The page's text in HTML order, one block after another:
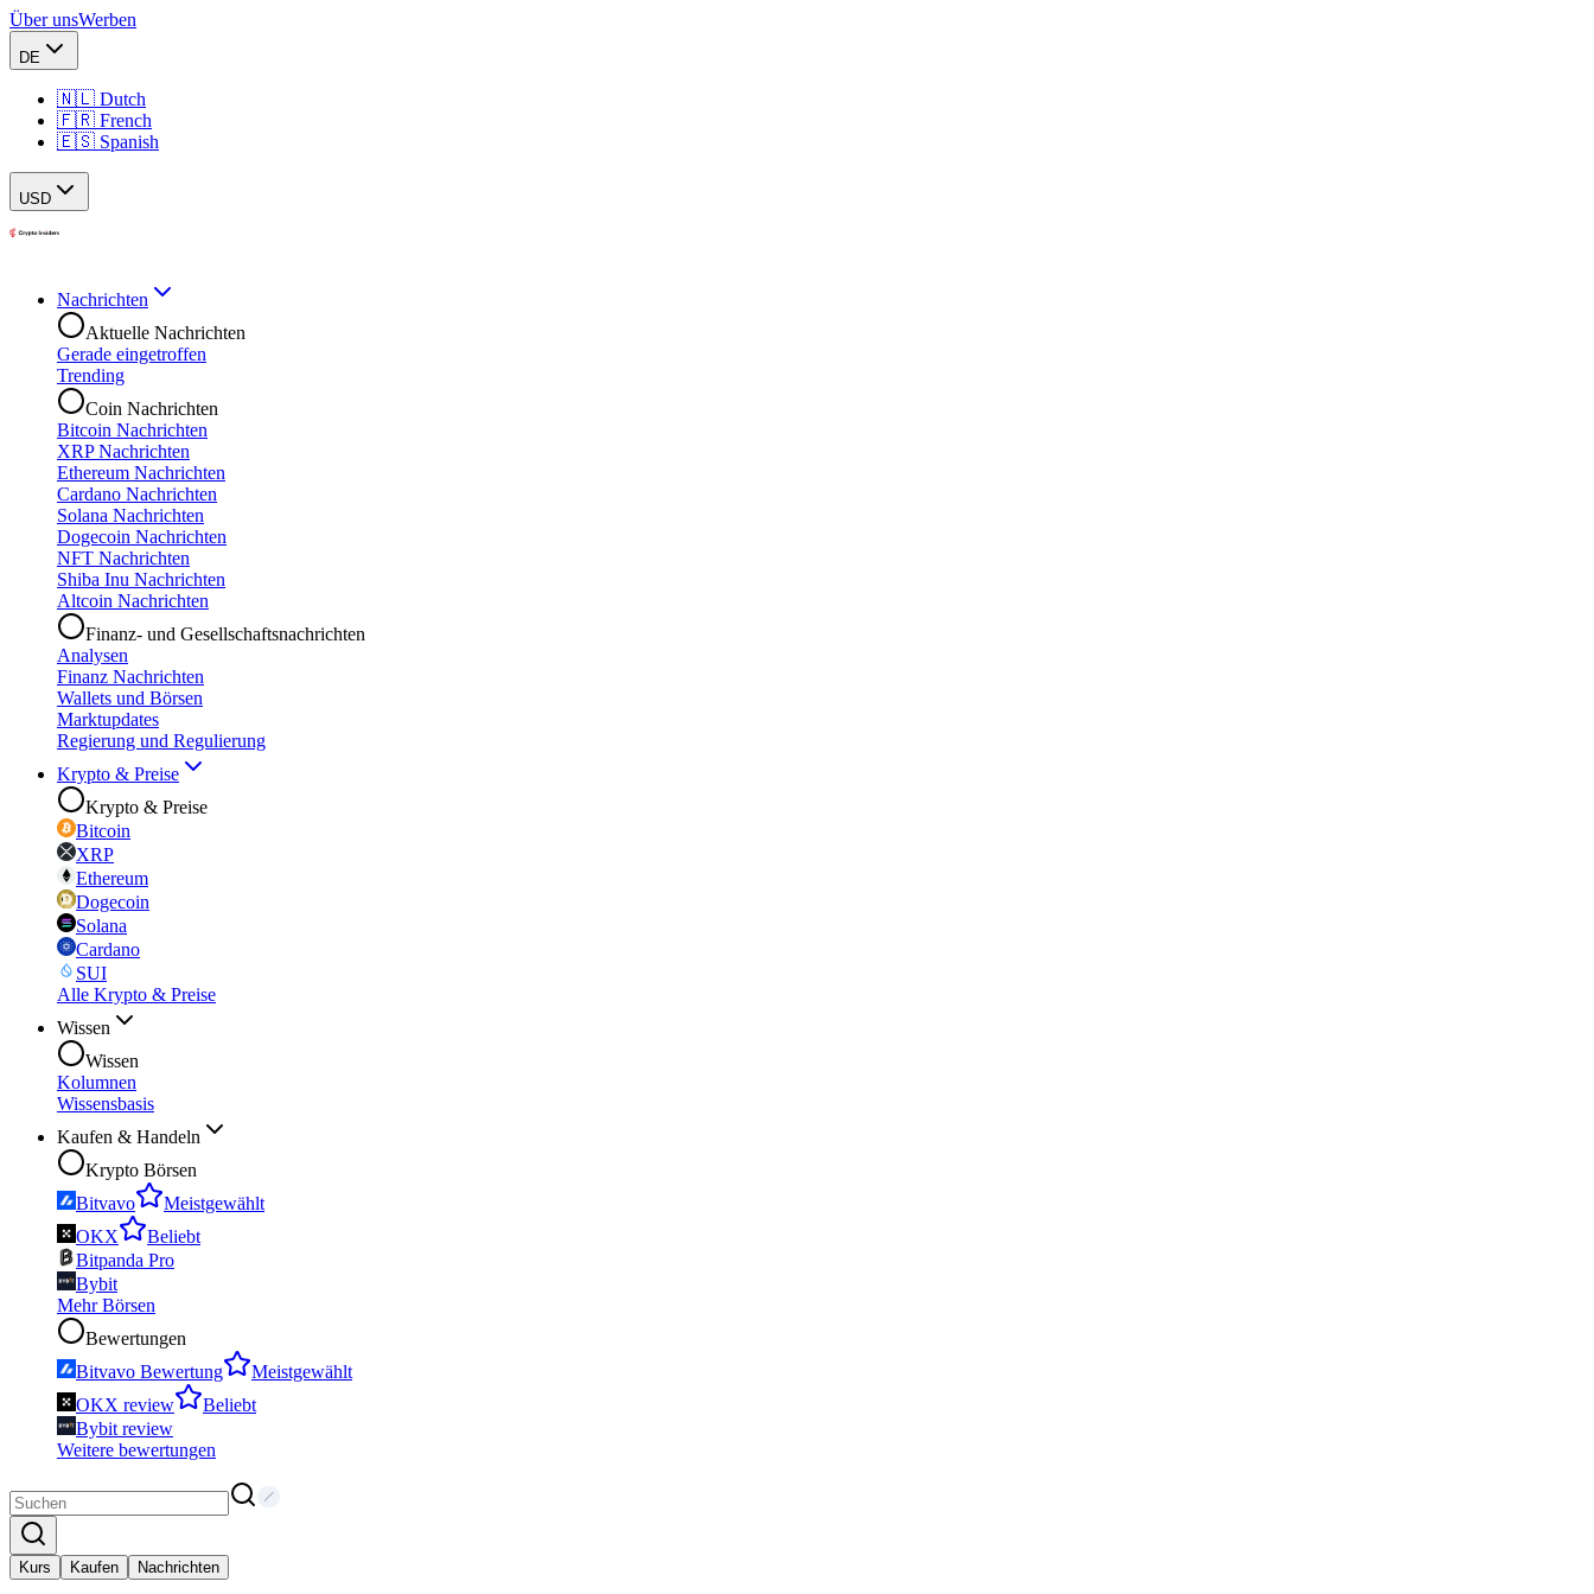
Über unsWerben
DE
🇳🇱 Dutch
🇫🇷 French
🇪🇸 Spanish
USD
Nachrichten
Aktuelle Nachrichten
Gerade eingetroffen
Trending
Coin Nachrichten
Bitcoin Nachrichten
XRP Nachrichten
Ethereum Nachrichten
Cardano Nachrichten
Solana Nachrichten
Dogecoin Nachrichten
NFT Nachrichten
Shiba Inu Nachrichten
Altcoin Nachrichten
Finanz- und Gesellschaftsnachrichten
Analysen
Finanz Nachrichten
Wallets und Börsen
Marktupdates
Regierung und Regulierung
Krypto & Preise
Krypto & Preise
Bitcoin
XRP
Ethereum
Dogecoin
Solana
Cardano
SUI
Alle Krypto & Preise
Wissen
Wissen
Kolumnen
Wissensbasis
Kaufen & Handeln
Krypto Börsen
Bitvavo
Meistgewählt
OKX
Beliebt
Bitpanda Pro
Bybit
Mehr Börsen
Bewertungen
Bitvavo Bewertung
Meistgewählt
OKX review
Beliebt
Bybit review
Weitere bewertungen
Kurs Kaufen Nachrichten